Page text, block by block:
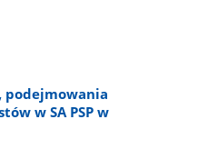
podejmowania
w SA PSP w